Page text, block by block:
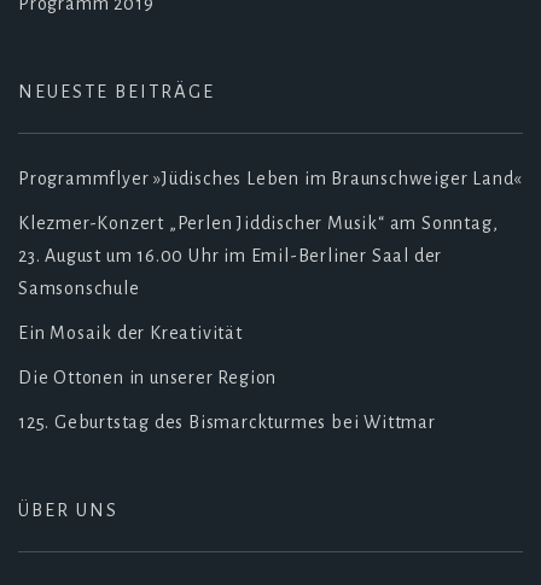
NEUESTE BEITRÄGE
Programmflyer »Jüdisches Leben im Braunschweiger Land«
Klezmer-Konzert „Perlen Jiddischer Musik“ am Sonntag,
23. August um 16.00 Uhr im Emil-Berliner Saal der
Samsonschule
Ein Mosaik der Kreativität
Die Ottonen in unserer Region
125. Geburtstag des Bismarckturmes bei Wittmar
ÜBER UNS